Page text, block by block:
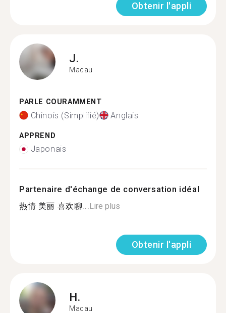
Obtenir l'appli
J.
Macau
PARLE COURAMMENT
Chinois (Simplifié) Anglais
APPREND
Japonais
Partenaire d'échange de conversation idéal
热情 美丽 喜欢聊...Lire plus
Obtenir l'appli
H.
Macau